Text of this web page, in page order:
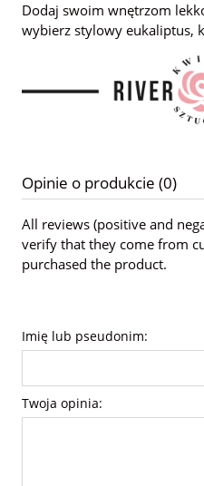
Dodaj swoim wnętrzom
wybierz stylowy eukaliptus,
Opinie o produkcie (0)
All reviews (positive and
verify that they come from
purchased the product.
Imię lub pseudonim:
Twoja opinia: